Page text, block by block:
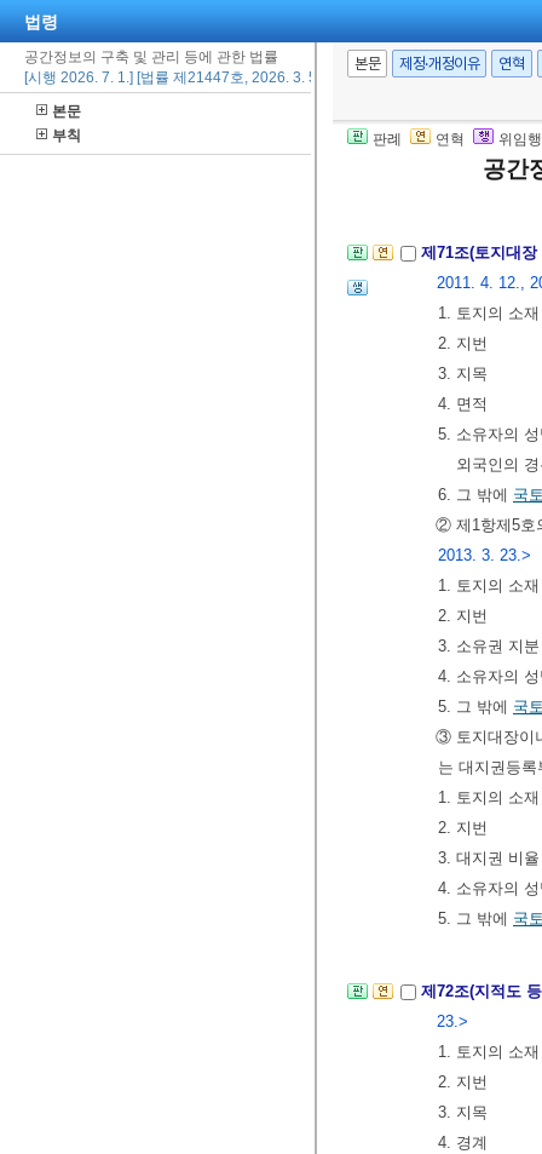
법령
공간정보의 구축 및 관리 등에 관한 법률
[시행 2026. 7. 1.] [법률 제21447호, 2026. 3. 5., 타법개정]
본문
부칙
본문 제정·개정이유 연혁
판례 연혁 위임
공간
② 국토교통부
할 수 있으며
23., 2020. 6.
③ 제1항에 따
제71조(토지대
2011. 4. 12.,
1. 토지의 소재
2. 지번
3. 지목
4. 면적
5. 소유자의
외국인의
6. 그 밖에 국
② 제1항제5호
2013. 3. 23.>
1. 토지의 소재
2. 지번
3. 소유권 지분
4. 소유자의
5. 그 밖에 국
③ 토지대장이
는 대지권등
1. 토지의 소재
2. 지번
3. 대지권 비율
4. 소유자의
5. 그 밖에 국
제72조(지적도
23.>
1. 토지의 소재
2. 지번
3. 지목
4. 경계